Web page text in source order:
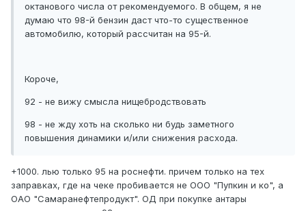
октанового числа от рекомендуемого. В общем, я не
думаю что 98-й бензин даст что-то существенное
автомобилю, который рассчитан на 95-й.
Короче,
92 - не вижу смысла нищебродствовать
98 - не жду хоть на сколько ни будь заметного
повышения динамики и/или снижения расхода.
+1000. лью только 95 на роснефти. причем только на тех
заправках, где на чеке пробивается не ООО "Пупкин и ко", а
ОАО "Самаранефтепродукт". ОД при покупке антары